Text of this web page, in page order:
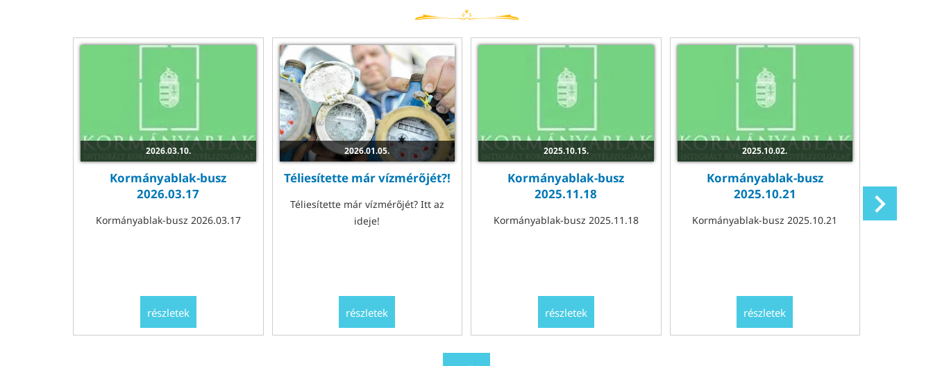
2026.03.10.
Kormányablak-busz
2026.03.17
Kormányablak-busz 2026.03.17
részletek
2026.01.05.
Téliesítette már vízmérőjét?!
Téliesítette már vízmérőjét? Itt az
ideje!
részletek
2025.10.15.
Kormányablak-busz
2025.11.18
Kormányablak-busz 2025.11.18
részletek
2025.10.02.
Kormányablak-busz
2025.10.21
Kormányablak-busz 2025.10.21
részletek